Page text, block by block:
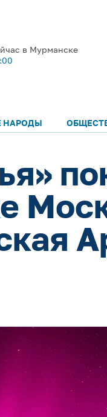
в Мурманске
НАРОДЫ